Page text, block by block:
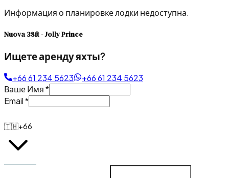
Информация о планировке лодки недоступна.
Nuova 38ft - Jolly Prince
Ищете аренду яхты?
+66 61 234 5623
+66 61 234 5623
Ваше Имя*
Email*
🇹🇭+66